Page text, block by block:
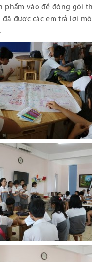
phẩm vào đề đóng gói
được các em trả lời